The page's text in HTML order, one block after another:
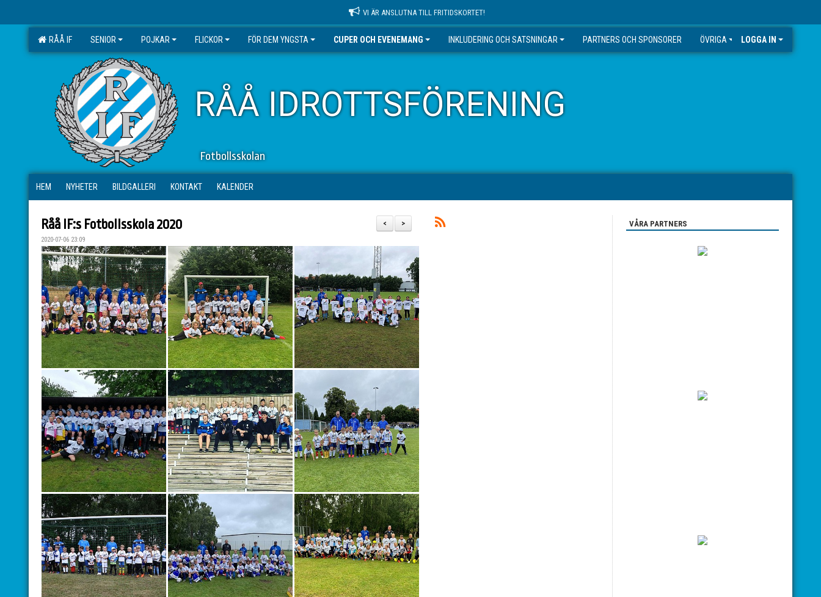
VI ÄR ANSLUTNA TILL FRITIDSKORTET!
RÅÅ IF SENIOR POJKAR FLICKOR FÖR DEM YNGSTA CUPER OCH EVENEMANG INKLUDERING OCH SATSNINGAR PARTNERS OCH SPONSORER ÖVRIGA LOGGA IN
RÅÅ IDROTTSFÖRENING
Fotbollsskolan
HEM NYHETER BILDGALLERI KONTAKT KALENDER
>
<
Råå IF:s Fotbollsskola 2020
2020-07-06 23:09
VÅRA PARTNERS